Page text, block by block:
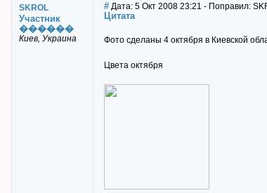
SKROL
Участник
������
Киев, Украина
# Дата: 5 Окт 2008 23:21 - Поправил:
Цитата
Фото сделаны 4 октября в Киевской
Цвета октября